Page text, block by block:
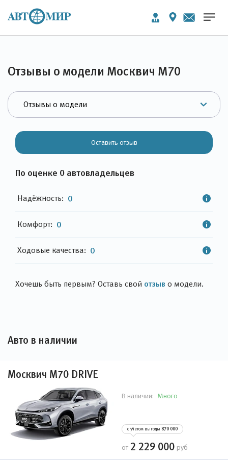
Отзывы о модели Москвич М70
Хочешь быть первым? Оставь свой отзыв о модели.
Оставить отзыв
По оценке 0 автовладельцев
Надёжность: 0
Комфорт: 0
Ходовые качества: 0
Авто в наличии
Москвич М70 DRIVE
В наличии: Много
с учетом выгоды 870 000
от 2 229 000 руб